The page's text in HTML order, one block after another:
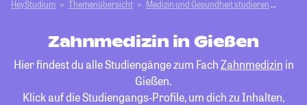
HeyStudium Themenübersicht Medizin und Gesundheit studieren
Zahnmedizin in Gießen
Hier findest du alle Studiengänge zum FachZahnmedizin in
Gießen.
Klick auf die Studiengangs-Profile, um dich zu Inhalten,